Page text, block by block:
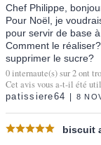
Chef Philippe,
Pour Noël, je
pour servir de base
Comment le
supprimer le sucre?
0internaute(s) sur2ont
Cet avis vous a-t-il été
patissiere64 8
biscuit